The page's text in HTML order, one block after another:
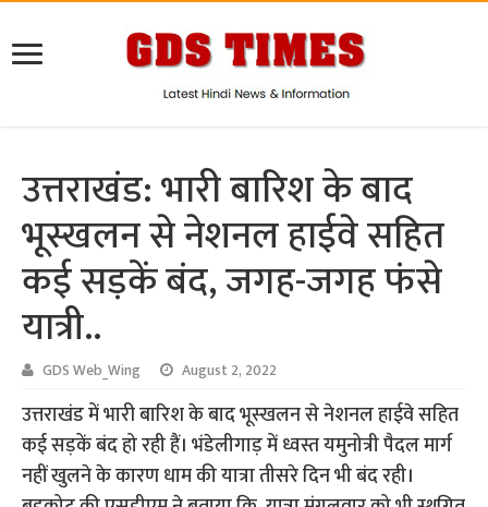
उत्तराखंड: भारी बारिश के बाद
भूस्खलन से नेशनल हाईवे सहित
कई सड़कें बंद, जगह-जगह फंसे
यात्री..
GDS Web_Wing August 2, 2022
उत्तराखंड में भारी बारिश के बाद भूस्खलन से नेशनल हाईवे सहित
कई सड़कें बंद हो रही हैं। भंडेलीगाड़ में ध्वस्त यमुनोत्री पैदल मार्ग
नहीं खुलने के कारण धाम की यात्रा तीसरे दिन भी बंद रही।